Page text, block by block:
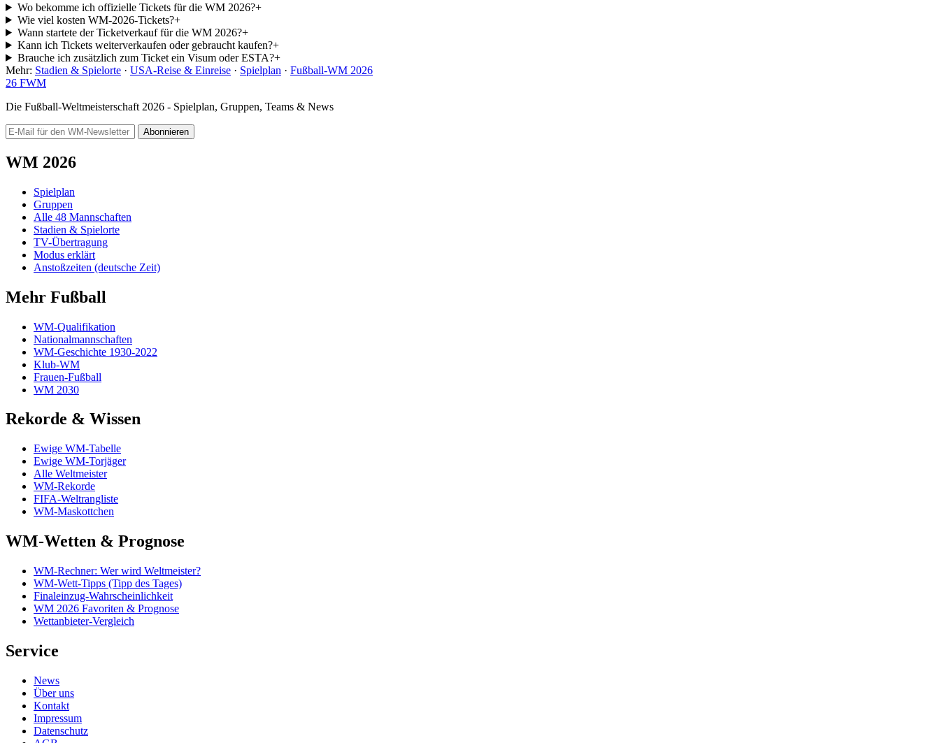
Wo bekomme ich offizielle Tickets für die WM 2026?+
Wie viel kosten WM-2026-Tickets?+
Wann startete der Ticketverkauf für die WM 2026?+
Kann ich Tickets weiterverkaufen oder gebraucht kaufen?+
Brauche ich zusätzlich zum Ticket ein Visum oder ESTA?+
Mehr: Stadien & Spielorte · USA-Reise & Einreise · Spielplan · Fußball-WM 2026
26 FWM
Die Fußball-Weltmeisterschaft 2026 - Spielplan, Gruppen, Teams & News
Abonnieren
WM 2026
Spielplan
Gruppen
Alle 48 Mannschaften
Stadien & Spielorte
TV-Übertragung
Modus erklärt
Anstoßzeiten (deutsche Zeit)
Mehr Fußball
WM-Qualifikation
Nationalmannschaften
WM-Geschichte 1930-2022
Klub-WM
Frauen-Fußball
WM 2030
Rekorde & Wissen
Ewige WM-Tabelle
Ewige WM-Torjäger
Alle Weltmeister
WM-Rekorde
FIFA-Weltrangliste
WM-Maskottchen
WM-Wetten & Prognose
WM-Rechner: Wer wird Weltmeister?
WM-Wett-Tipps (Tipp des Tages)
Finaleinzug-Wahrscheinlichkeit
WM 2026 Favoriten & Prognose
Wettanbieter-Vergleich
Service
News
Über uns
Kontakt
Impressum
Datenschutz